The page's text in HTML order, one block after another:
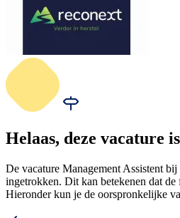
Helaas, deze vacature
De vacature Management Assistent
ingetrokken. Dit kan betekenen dat
Hieronder kun je de oorspronkelijke